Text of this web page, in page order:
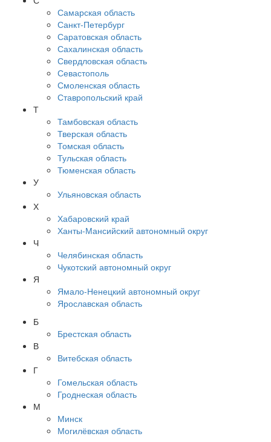
Самарская область
Санкт-Петербург
Саратовская область
Сахалинская область
Свердловская область
Севастополь
Смоленская область
Ставропольский край
Т
Тамбовская область
Тверская область
Томская область
Тульская область
Тюменская область
У
Ульяновская область
Х
Хабаровский край
Ханты-Мансийский автономный округ
Ч
Челябинская область
Чукотский автономный округ
Я
Ямало-Ненецкий автономный округ
Ярославская область
Б
Брестская область
В
Витебская область
Г
Гомельская область
Гроднеская область
М
Минск
Могилёвская область